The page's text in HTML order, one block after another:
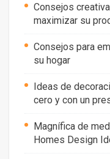
Consejos
maximizar su
Consejos para
su hogar
Ideas de
cero y con un
Magnífica de
Homes Design